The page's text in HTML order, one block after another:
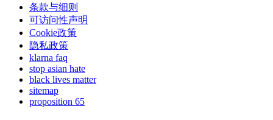
条款与细则
可访问性声明
Cookie政策
隐私政策
klarna faq
stop asian hate
black lives matter
sitemap
proposition 65